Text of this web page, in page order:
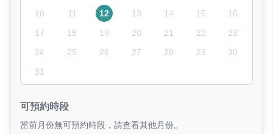
10
11 12 13 14 15
16
17
18 19 20 21 22
23
24
25 26 27 28 29
30
31
可預約時段
當前月份無可預約時段，請查看其他月份。